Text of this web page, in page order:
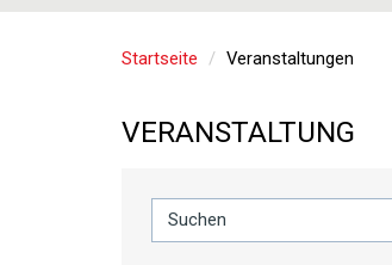
Startseite Veranstaltungen
VERANSTALTUNG